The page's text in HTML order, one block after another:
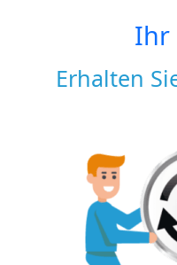
Ihr
Erhalten